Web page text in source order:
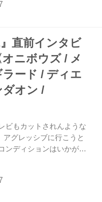
りは早く試合がしたいで
す。 ――夢の中での結果
ですね（笑）。前回さい
ーナでやらせてもらった
と思います。 ――今回、
試合ですが、美女アスリ
しても注目を集めていま
……（笑）。中井選...
』直前インタビ
ニボウズ / メ
ード / ディエ
ダオン /
ビもカットされんような
アグレッシブに行こうと
ディションはいかがで
、そこから今まで追い込
とコンディションはバ